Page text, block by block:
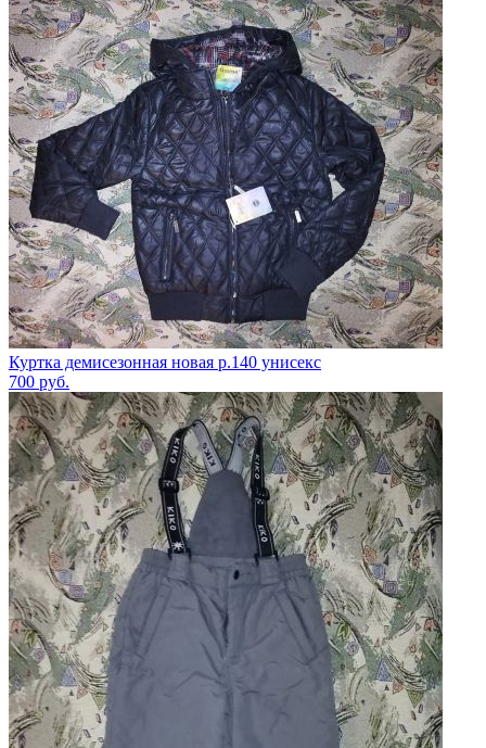
Куртка демисезонная новая р.140 унисекс
700 руб.